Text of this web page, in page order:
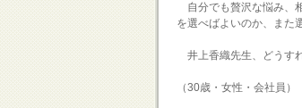
自分でも贅沢な悩み、
を選べばよいのか、また
井上香織先生、どうす
（30歳・女性・会社員）